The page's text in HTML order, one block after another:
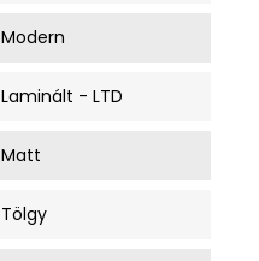
Modern
Laminált - LTD
Matt
Tölgy